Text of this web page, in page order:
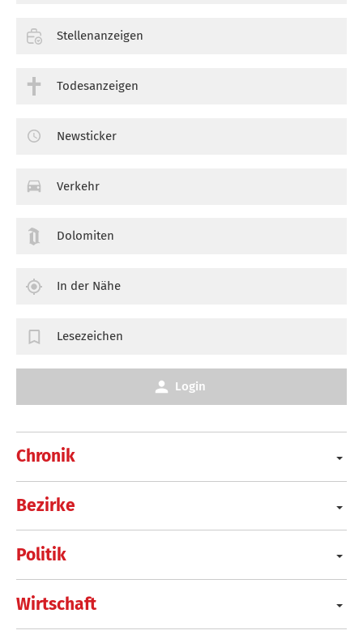
Chronik
Bezirke
Politik
Wirtschaft
Stellenanzeigen
Todesanzeigen
Newsticker
Verkehr
Dolomiten
In der Nähe
Lesezeichen
Login